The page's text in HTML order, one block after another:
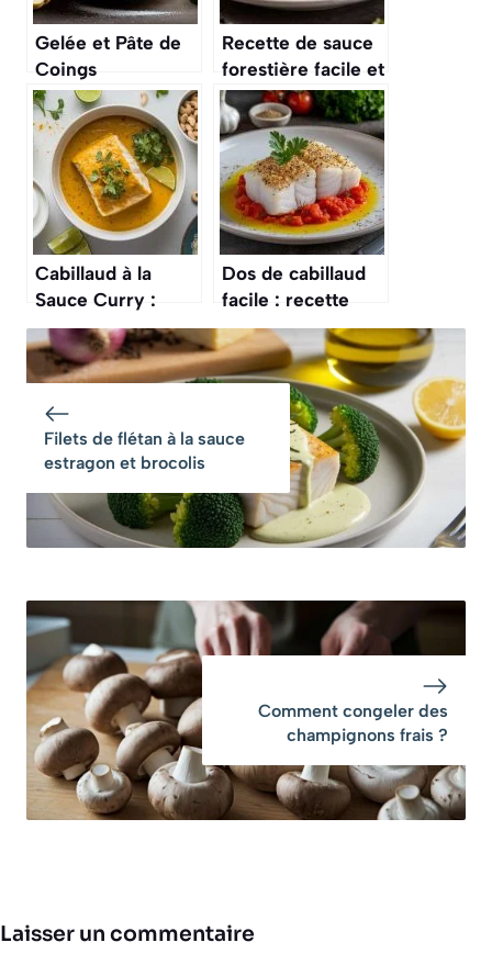
Gelée et Pâte de
Coings
Traditionnelles
sans Extracteur de
Vapeur
Recette de sauce
forestière facile et
savoureuse
Cabillaud à la
Sauce Curry :
recette Facile et
Savoureuse
Dos de cabillaud
facile : recette
simple et rapide
Filets de flétan à la sauce
estragon et brocolis
Comment congeler des
champignons frais ?
Laisser un commentaire